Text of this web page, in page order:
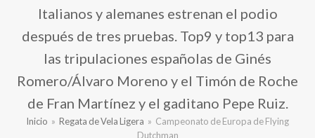
Italianos y alemanes estrenan el podio
después de tres pruebas. Top9 y top13 para
las tripulaciones españolas de Ginés
Romero/Álvaro Moreno y el Timón de Roche
de Fran Martínez y el gaditano Pepe Ruiz.
Inicio » Regata de Vela Ligera » Campeonato de Europa de Flying
Dutchman